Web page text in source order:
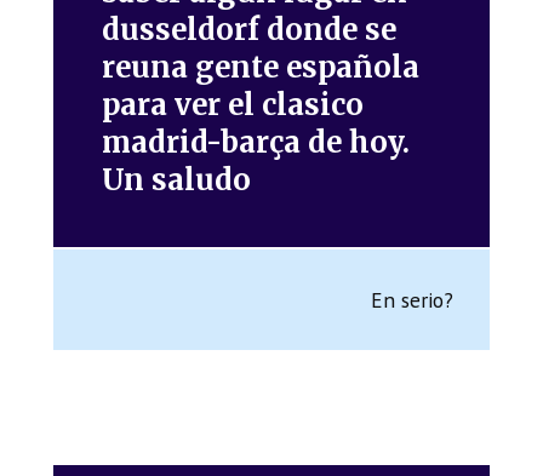
dusseldorf donde se
reuna gente española
para ver el clasico
madrid-barça de hoy.
Un saludo
En serio?